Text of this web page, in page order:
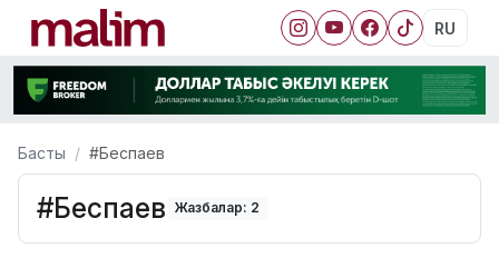
RU
Басты #Беспаев
#Беспаев Жазбалар: 2